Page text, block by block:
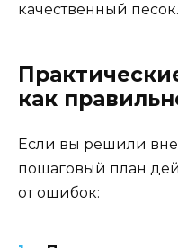
качественный песок.
как
Если вы решили
пошаговый план
от ошибок: